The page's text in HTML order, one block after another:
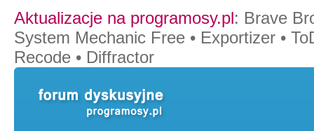
Aktualizacje na programosy.pl: Brave
System Mechanic Free • Exportizer •
Recode • Diffractor